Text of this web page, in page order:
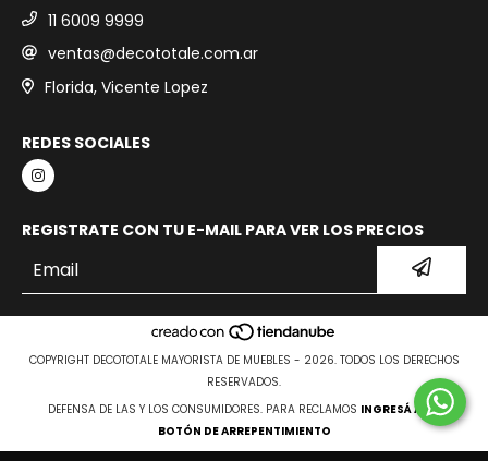
11 6009 9999
ventas@decototale.com.ar
Florida, Vicente Lopez
REDES SOCIALES
REGISTRATE CON TU E-MAIL PARA VER LOS PRECIOS
COPYRIGHT DECOTOTALE MAYORISTA DE MUEBLES - 2026. TODOS LOS DERECHOS
RESERVADOS.
DEFENSA DE LAS Y LOS CONSUMIDORES. PARA RECLAMOS INGRESÁ ACÁ.
BOTÓN DE ARREPENTIMIENTO